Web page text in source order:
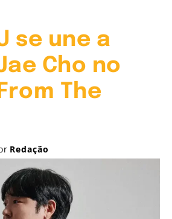
se une a
Cho no
The
Redação